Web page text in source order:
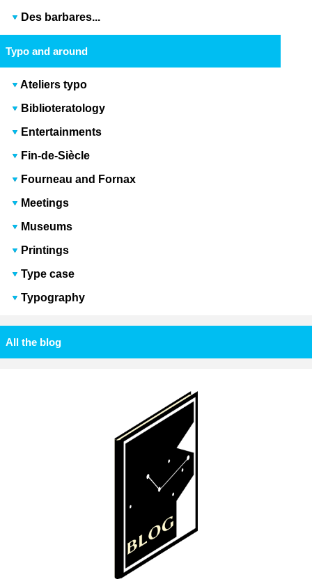
Des barbares...
Typo and around
Ateliers typo
Biblioteratology
Entertainments
Fin-de-Siècle
Fourneau and Fornax
Meetings
Museums
Printings
Type case
Typography
All the blog